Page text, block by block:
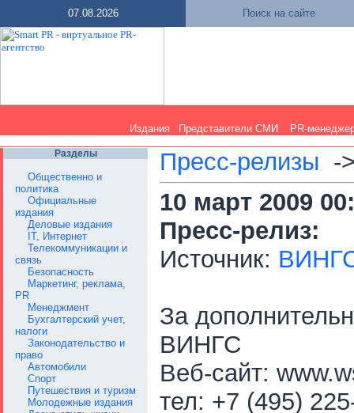
07.08.2026 Поиск на сайте
Издания Представители СМИ PR-
Разделы
Общественно и
политика
Официальные
издания
Деловые издания
IT, Интернет
Телекоммуникации и
связь
Безопасность
Маркетинг, реклама,
PR
Менеджмент
Бухгалтерский учет,
налоги
Законодательство и
право
Автомобили
Спорт
Путешествия и туризм
Молодежные издания
Пресс-релизы -
10 март 2009
Пресс-релиз:
Источник:
За
ВИНГС
Веб-сайт:
тел: +7 (495)